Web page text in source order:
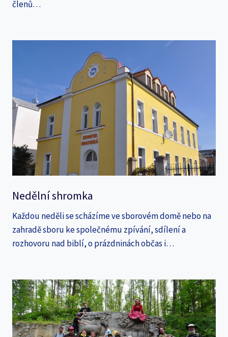
členů…
Nedělní shromka
Každou neděli se scházíme ve sborovém domě nebo na
zahradě sboru ke společnému zpívání, sdílení a
rozhovoru nad biblí, o prázdninách občas i…